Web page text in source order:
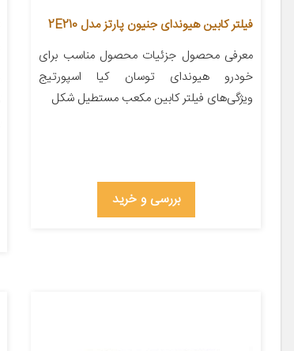
فیلتر کابین هیوندای جنیون پارتز مدل 2E210
معرفی محصول جزئیات محصول مناسب برای
خودرو هیوندای توسان کیا اسپورتیج
ویژگی‌های فیلتر کابین مکعب مستطیل شکل
بررسی و خرید